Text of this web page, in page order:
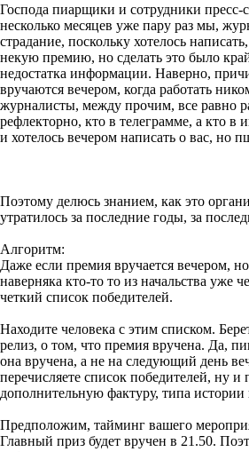
Господа пиарщики и сотрудники пресс-
несколько месяцев уже пару раз мы,
страдание, поскольку хотелось
некую премию, но сделать это было
недостатка информации. Наверно,
вручаются вечером, когда работать
журналисты, между прочим, все равно
рефлекторно, кто в телеграмме, а кто
и хотелось вечером написать о вас, но
Поэтому делюсь знанием, как это
утратилось за последние годы, за
Алгоритм:
Даже если премия вручается вечером,
наверняка кто-то то из начальства уже
четкий список победителей.
Находите человека с этим списком.
релиз, о том, что премия вручена. Да,
она вручена, а не на следующий день
перечисляете список победителей, ну и
дополнительную фактуру, типа
Предположим, тайминг вашего
Главный приз будет вручен в 21.50.